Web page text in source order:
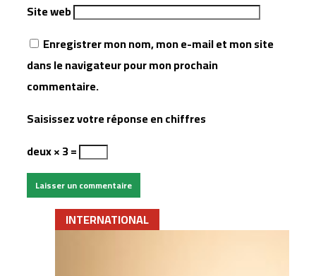
Site web
Enregistrer mon nom, mon e-mail et mon site
dans le navigateur pour mon prochain
commentaire.
Saisissez votre réponse en chiffres
deux × 3 =
INTERNATIONAL